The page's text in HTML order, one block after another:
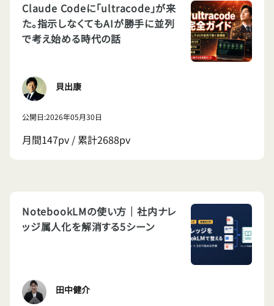
Claude Codeに「ultracode」が来
た。指示しなくてもAIが勝手に並列
で考え始める時代の話
貝出康
公開日:2026年05月30日
月間147pv / 累計2688pv
NotebookLMの使い方｜社内ナレ
ッジ属人化を解消する5シーン
田中健介